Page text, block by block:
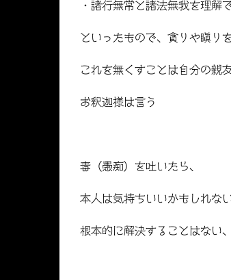
・諸行無常と諸法無我を理解
といったもので、貪りや瞋り
これを無くすことは自分の親
お釈迦様は言う
毒（愚痴）を吐いたら、
本人は気持ちいいかもしれな
根本的に解決することはない、